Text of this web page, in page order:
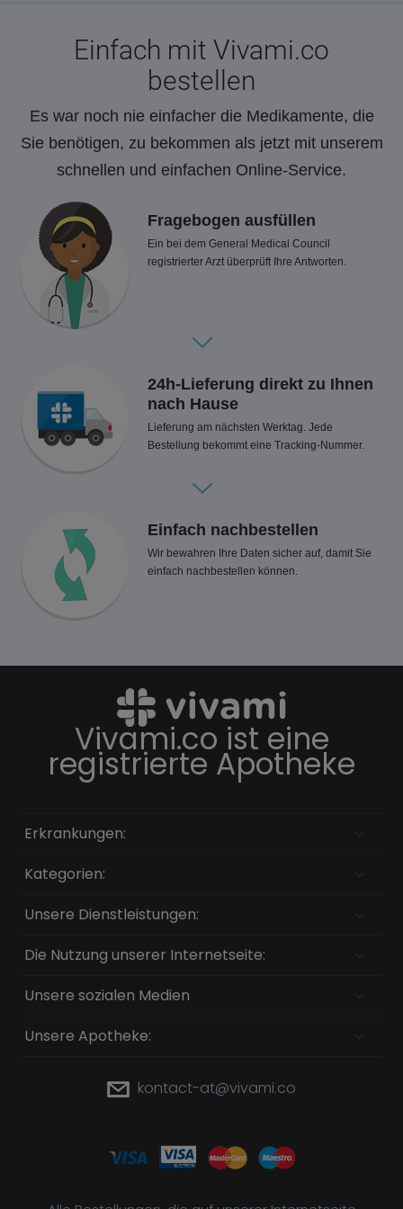
Einfach mit Vivami.co
bestellen
Es war noch nie einfacher die Medikamente, die
Sie benötigen, zu bekommen als jetzt mit unserem
schnellen und einfachen Online-Service.
Fragebogen ausfüllen
Ein bei dem General Medical Council
registrierter Arzt überprüft Ihre Antworten.
24h-Lieferung direkt zu Ihnen
nach Hause
Lieferung am nächsten Werktag. Jede
Bestellung bekommt eine Tracking-Nummer.
Einfach nachbestellen
Wir bewahren Ihre Daten sicher auf, damit Sie
einfach nachbestellen können.
Vivami.co ist eine
registrierte Apotheke
Erkrankungen:
Kategorien:
Unsere Dienstleistungen:
Die Nutzung unserer Internetseite:
Unsere sozialen Medien
Unsere Apotheke:
kontact-at@vivami.co